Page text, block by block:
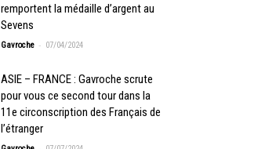
remportent la médaille d’argent au
Sevens
Gavroche - 07/04/2024
ASIE – FRANCE : Gavroche scrute
pour vous ce second tour dans la
11e circonscription des Français de
l’étranger